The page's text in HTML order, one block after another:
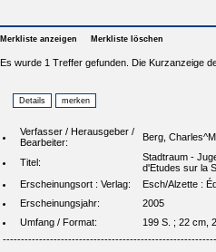
Merkliste anzeigen Merkliste löschen
Es wurde 1 Treffer gefunden. Die Kurzanzeige
Verfasser / Herausgeber /
Bearbeiter:
Berg,
Titel:
Stadtraum -
d'Etudes sur la
Erscheinungsort : Verlag:
Esch/Alzette :
Erscheinungsjahr:
2005
Umfang / Format:
199 S. ; 22 cm,